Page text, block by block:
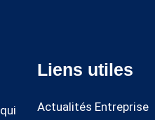
Liens utiles
Actualités Entreprise